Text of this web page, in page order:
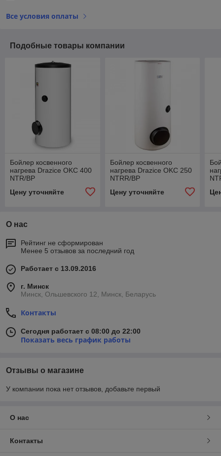
Все условия оплаты
Подобные товары компании
Бойлер косвенного
нагрева Drazice OKC 400
NTR/BP
Цену уточняйте
Бойлер косвенного
нагрева Drazice OKC 250
NTRR/BP
Цену уточняйте
О нас
Рейтинг не сформирован
Менее 5 отзывов за последний год
Работает с 13.09.2016
г. Минск
Минск, Ольшевского 12, Минск, Беларусь
Контакты
Сегодня работает с 08:00 до 22:00
Показать весь график работы
Отзывы о магазине
У компании пока нет отзывов, добавьте первый
О нас
Контакты